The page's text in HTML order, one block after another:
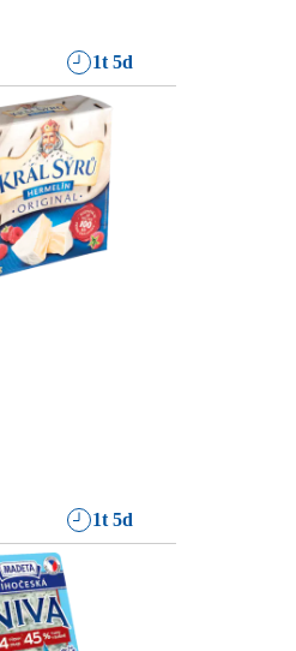
1t 5d
1t 5d